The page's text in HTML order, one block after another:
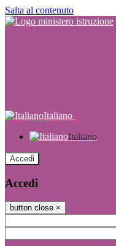
Salta al contenuto
Italiano
Italiano
Accedi
Accedi
button close ×